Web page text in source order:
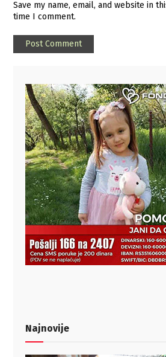
Save my name, email, and website in
time I comment.
Najnovije